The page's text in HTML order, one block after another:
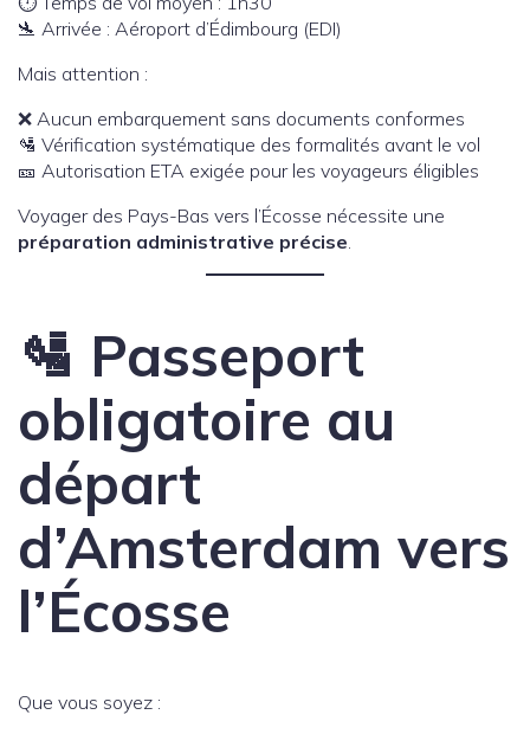
🛬 Arrivée : Aéroport d’Édimbourg (EDI)
Mais attention :
❌ Aucun embarquement sans documents conformes
🛂 Vérification systématique des formalités avant le vol
🎫 Autorisation ETA exigée pour les voyageurs éligibles
Voyager des Pays-Bas vers l’Écosse nécessite une
préparation administrative précise
🛂 Passeport
obligatoire au
départ
d’Amsterdam vers
l’Écosse
Que vous soyez :